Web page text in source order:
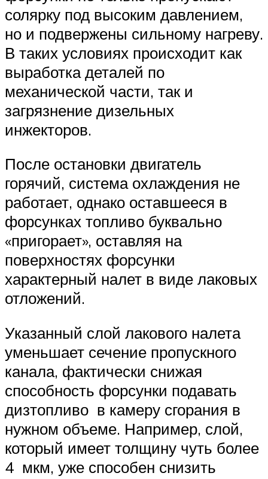
солярку под высоким давлением,
но и подвержены сильному нагреву.
В таких условиях происходит как
выработка деталей по
механической части, так и
загрязнение дизельных
инжекторов.
После остановки двигатель
горячий, система охлаждения не
работает, однако оставшееся в
форсунках топливо буквально
«пригорает», оставляя на
поверхностях форсунки
характерный налет в виде лаковых
отложений.
Указанный слой лакового налета
уменьшает сечение пропускного
канала, фактически снижая
способность форсунки подавать
дизтопливо в камеру сгорания в
нужном объеме. Например, слой,
который имеет толщину чуть более
4 мкм, уже способен снизить